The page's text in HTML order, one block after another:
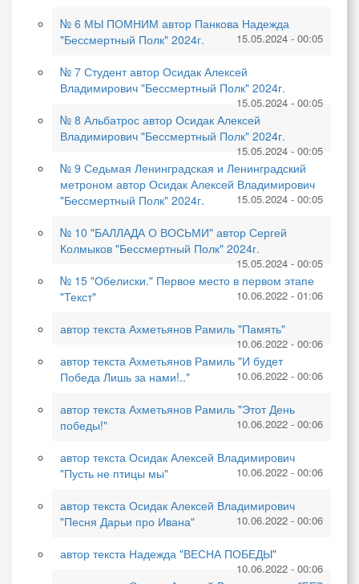
№ 6 МЫ ПОМНИМ автор Панкова Надежда
"Бессмертный Полк" 2024г.
15.05.2024 - 00:05
№ 7 Студент автор Осидак Алексей
Владимирович "Бессмертный Полк" 2024г.
15.05.2024 - 00:05
№ 8 Альбатрос автор Осидак Алексей
Владимирович "Бессмертный Полк" 2024г.
15.05.2024 - 00:05
№ 9 Седьмая Ленинградская и Ленинградский
метроном автор Осидак Алексей Владимирович
"Бессмертный Полк" 2024г.
15.05.2024 - 00:05
№ 10 "БАЛЛАДА О ВОСЬМИ" автор Сергей
Колмыков "Бессмертный Полк" 2024г.
15.05.2024 - 00:05
№ 15 "Обелиски." Первое место в первом этапе
"Текст"
10.06.2022 - 01:06
автор текста Ахметьянов Рамиль "Память"
10.06.2022 - 00:06
автор текста Ахметьянов Рамиль "И будет
Победа Лишь за нами!.."
10.06.2022 - 00:06
автор текста Ахметьянов Рамиль "Этот День
победы!"
10.06.2022 - 00:06
автор текста Осидак Алексей Владимирович
"Пусть не птицы мы"
10.06.2022 - 00:06
автор текста Осидак Алексей Владимирович
"Песня Дарьи про Ивана"
10.06.2022 - 00:06
автор текста Надежда "ВЕСНА ПОБЕДЫ"
10.06.2022 - 00:06